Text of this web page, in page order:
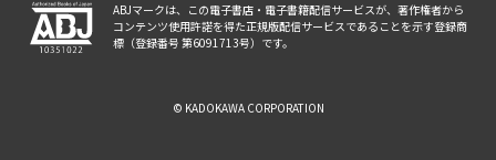
ABJマークは、この電子書店・電子書籍配信サービスが、著作権者から
コンテンツ使用許諾を得た正規版配信サービスであることを示す登録商
標（登録番号 第6091713号）です。
© KADOKAWA CORPORATION